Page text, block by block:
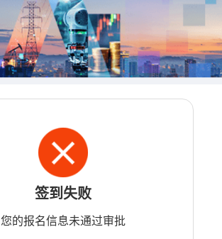
签到失败
您的报名信息未通过审批